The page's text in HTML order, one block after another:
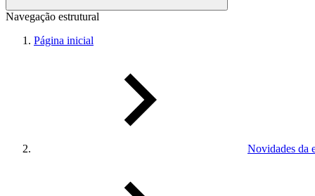
Navegação estrutural
Página inicial
Novidades da